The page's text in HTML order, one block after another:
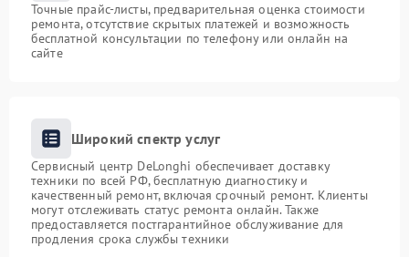
Точные прайс-листы, предварительная оценка стоимости
ремонта, отсутствие скрытых платежей и возможность
бесплатной консультации по телефону или онлайн на
сайте
Широкий спектр услуг
Сервисный центр DeLonghi обеспечивает доставку
техники по всей РФ, бесплатную диагностику и
качественный ремонт, включая срочный ремонт. Клиенты
могут отслеживать статус ремонта онлайн. Также
предоставляется постгарантийное обслуживание для
продления срока службы техники